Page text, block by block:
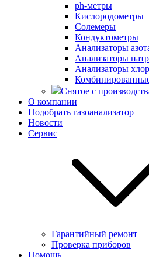
ph-метры
Кислородометры
Солемеры
Кондуктометры
Анализаторы
Анализаторы
Анализаторы
Снятое с
О компании
Подобрать газоанализатор
Новости
Сервис
Гарантийный ремонт
Проверка приборов
Помощь